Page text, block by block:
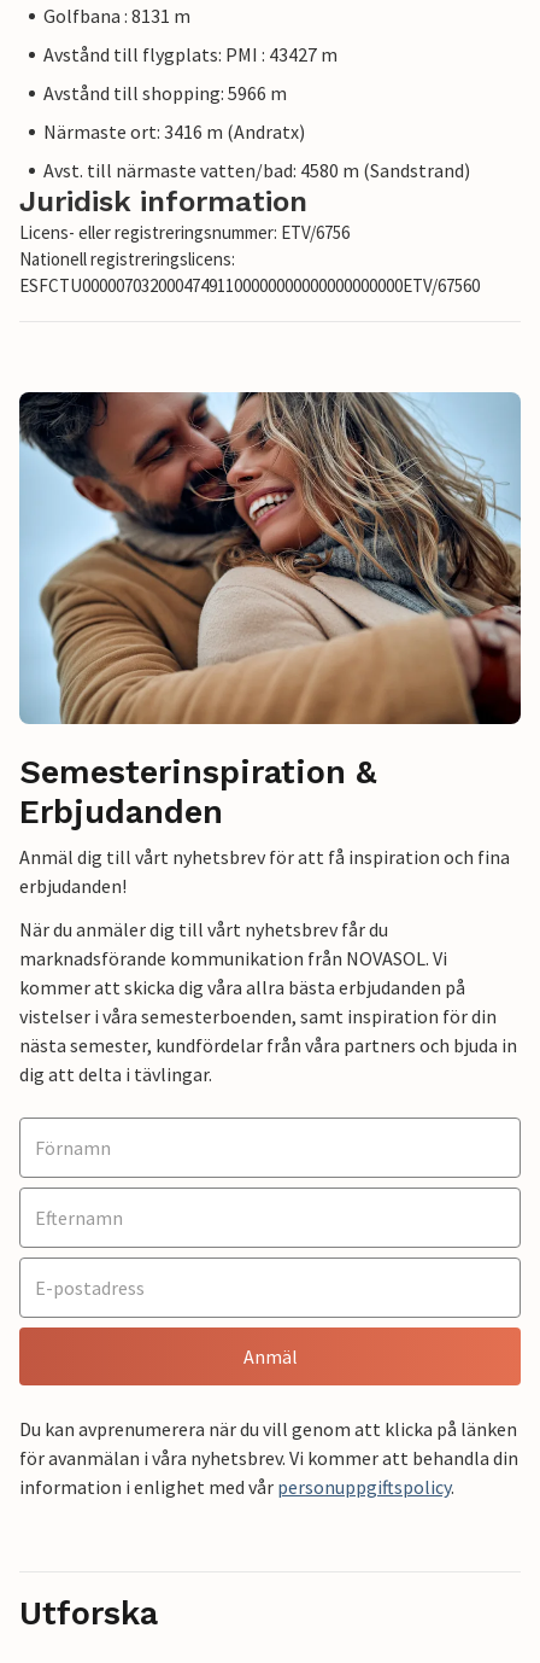
Golfbana : 8131 m
Avstånd till flygplats: PMI : 43427 m
Avstånd till shopping: 5966 m
Närmaste ort: 3416 m (Andratx)
Avst. till närmaste vatten/bad: 4580 m (Sandstrand)
Juridisk information
Licens- eller registreringsnummer: ETV/6756
Nationell registreringslicens:
ESFCTU00000703200047491100000000000000000000ETV/67560
Semesterinspiration &
Erbjudanden
Anmäl dig till vårt nyhetsbrev för att få inspiration och fina
erbjudanden!
När du anmäler dig till vårt nyhetsbrev får du
marknadsförande kommunikation från NOVASOL. Vi
kommer att skicka dig våra allra bästa erbjudanden på
vistelser i våra semesterboenden, samt inspiration för din
nästa semester, kundfördelar från våra partners och bjuda in
dig att delta i tävlingar.
Anmäl
Du kan avprenumerera när du vill genom att klicka på länken
för avanmälan i våra nyhetsbrev. Vi kommer att behandla din
information i enlighet med vår personuppgiftspolicy.
Utforska